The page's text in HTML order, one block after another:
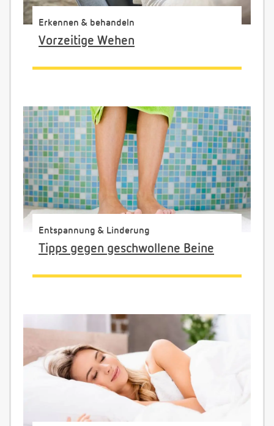
Erkennen & behandeln
Vorzeitige Wehen
Entspannung & Linderung
Tipps gegen geschwollene Beine